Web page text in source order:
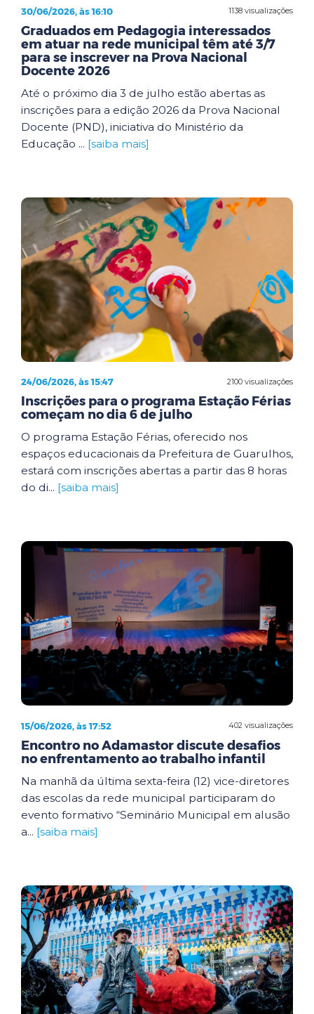
1138 visualizações
30/06/2026, às 16:10
Graduados em Pedagogia interessados
em atuar na rede municipal têm até 3/7
para se inscrever na Prova Nacional
Docente 2026
Até o próximo dia 3 de julho estão abertas as
inscrições para a edição 2026 da Prova Nacional
Docente (PND), iniciativa do Ministério da
Educação ... [saiba mais]
2100 visualizações
24/06/2026, às 15:47
Inscrições para o programa Estação Férias
começam no dia 6 de julho
O programa Estação Férias, oferecido nos
espaços educacionais da Prefeitura de Guarulhos,
estará com inscrições abertas a partir das 8 horas
do di... [saiba mais]
402 visualizações
15/06/2026, às 17:52
Encontro no Adamastor discute desafios
no enfrentamento ao trabalho infantil
Na manhã da última sexta-feira (12) vice-diretores
das escolas da rede municipal participaram do
evento formativo “Seminário Municipal em alusão
a... [saiba mais]